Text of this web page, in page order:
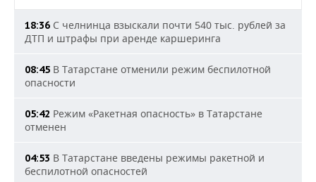
18:36 С челнинца взыскали почти 540 тыс. рублей за
ДТП и штрафы при аренде каршеринга
08:45 В Татарстане отменили режим беспилотной
опасности
05:42 Режим «Ракетная опасность» в Татарстане
отменен
04:53 В Татарстане введены режимы ракетной и
беспилотной опасностей